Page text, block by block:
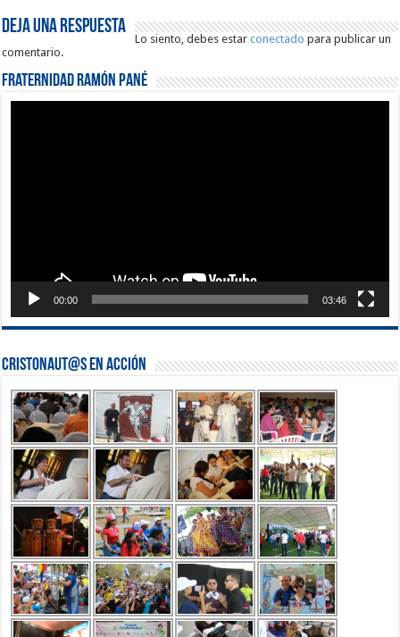
Deja una respuesta
Lo siento, debes estarconectado para publicar un
comentario.
Fraternidad Ramón Pané
00:00 03:46
Cristonaut@s en Acción